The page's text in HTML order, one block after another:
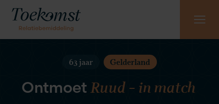
Meest gestelde vragen
Vraag gratis kennismaking aan
085 - 130 6965
63 jaar Gelderland
Ontmoet Ruud – in match